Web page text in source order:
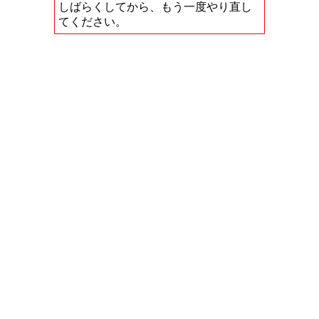
しばらくしてから、もう一度やり直し
てください。